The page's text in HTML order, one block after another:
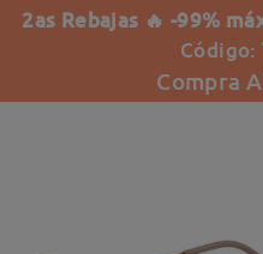
2as Rebajas 🔥 -99%
Código:
Compra